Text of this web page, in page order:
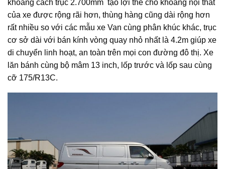
khoảng cách trục 2.700mm tạo lợi thế cho khoang nội thất
của xe được rộng rãi hơn, thùng hàng cũng dài rộng hơn
rất nhiều so với các mẫu xe Van cùng phân khúc khác, trục
cơ sở dài với bán kính vòng quay nhỏ nhất là 4.2m giúp xe
di chuyển linh hoạt, an toàn trên mọi con đường đô thị. Xe
lăn bánh cùng bộ mâm 13 inch, lốp trước và lốp sau cùng
cỡ 175/R13C.